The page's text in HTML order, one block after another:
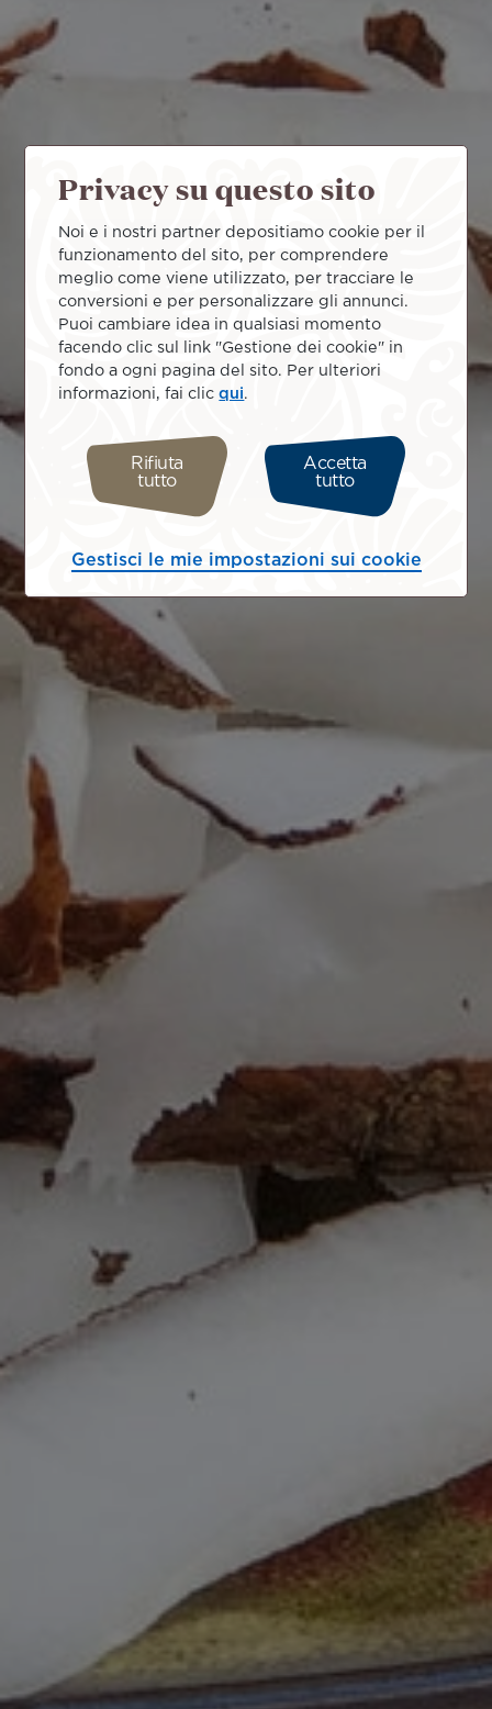
Privacy su questo sito
Noi e i nostri partner depositiamo cookie per il
funzionamento del sito, per comprendere
meglio come viene utilizzato, per tracciare le
conversioni e per personalizzare gli annunci.
Puoi cambiare idea in qualsiasi momento
facendo clic sul link "Gestione dei cookie" in
fondo a ogni pagina del sito. Per ulteriori
informazioni, fai clicqui.
Rifiuta
tutto
Accetta
tutto
Gestisci le mie impostazioni sui cookie